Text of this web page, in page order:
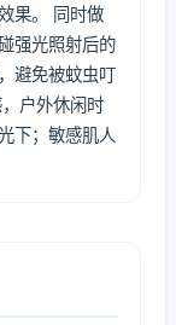
果。 同时做
强光照射后的
避免被蚊虫叮
户外休闲时
下；敏感肌人